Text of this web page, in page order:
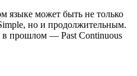
языке может быть не только
но и продолжительным.
в прошлом — Past Continuous